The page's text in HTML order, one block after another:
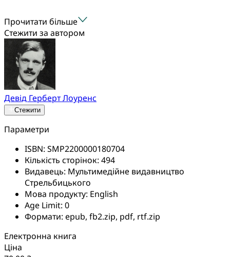
Прочитати більше
Стежити за автором
Девід Герберт Лоуренс
Стежити
Параметри
ISBN: SMP2200000180704
Кількість сторінок: 494
Видавець: Мультимедійне видавництво
Стрельбицького
Мова продукту: English
Age Limit: 0
Формати: epub, fb2.zip, pdf, rtf.zip
Електронна книга
Ціна